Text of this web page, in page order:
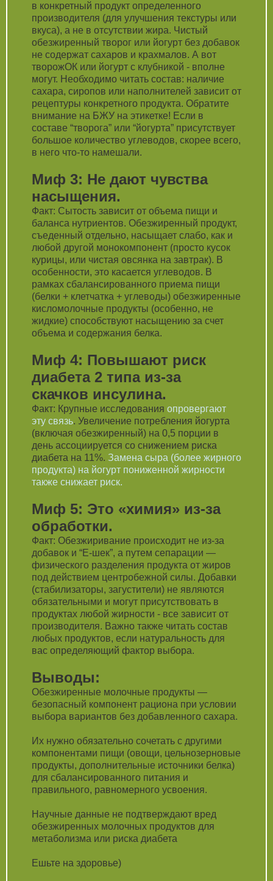
в конкретный продукт определенного
производителя (для улучшения текстуры или
вкуса), а не в отсутствии жира. Чистый
обезжиренный творог или йогурт без добавок
не содержат сахаров и крахмалов. А вот
творожОК или йогурт с клубникой - вполне
могут. Необходимо читать состав: наличие
сахара, сиропов или наполнителей зависит от
рецептуры конкретного продукта. Обратите
внимание на БЖУ на этикетке! Если в
составе “творога” или “йогурта” присутствует
большое количество углеводов, скорее всего,
в него что-то намешали.
Миф 3: Не дают чувства
насыщения.
Факт: Сытость зависит от объема пищи и
баланса нутриентов. Обезжиренный продукт,
съеденный отдельно, насыщает слабо, как и
любой другой монокомпонент (просто кусок
курицы, или чистая овсянка на завтрак). В
особенности, это касается углеводов. В
рамках сбалансированного приема пищи
(белки + клетчатка + углеводы) обезжиренные
кисломолочные продукты (особенно, не
жидкие) способствуют насыщению за счет
объема и содержания белка.
Миф 4: Повышают риск
диабета 2 типа из-за
скачков инсулина.
Факт: Крупные исследования опровергают
эту связь. Увеличение потребления йогурта
(включая обезжиренный) на 0,5 порции в
день ассоциируется со снижением риска
диабета на 11%. Замена сыра (более жирного
продукта) на йогурт пониженной жирности
также снижает риск.
Миф 5: Это «химия» из-за
обработки.
Факт: Обезжиривание происходит не из-за
добавок и “Е-шек”, а путем сепарации —
физического разделения продукта от жиров
под действием центробежной силы. Добавки
(стабилизаторы, загустители) не являются
обязательными и могут присутствовать в
продуктах любой жирности - все зависит от
производителя. Важно также читать состав
любых продуктов, если натуральность для
вас определяющий фактор выбора.
Выводы:
Обезжиренные молочные продукты —
безопасный компонент рациона при условии
выбора вариантов без добавленного сахара.
Их нужно обязательно сочетать с другими
компонентами пищи (овощи, цельнозерновые
продукты, дополнительные источники белка)
для сбалансированного питания и
правильного, равномерного усвоения.
Научные данные не подтверждают вред
обезжиренных молочных продуктов для
метаболизма или риска диабета
Ешьте на здоровье)